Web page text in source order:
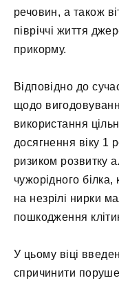
речовин, а також
півріччі життя
прикорму.
Відповідно до
щодо
використання
досягнення віку 1
ризиком розвитку
чужорідного
на незрілі нирки
пошкодження
У цьому віці
спричинити